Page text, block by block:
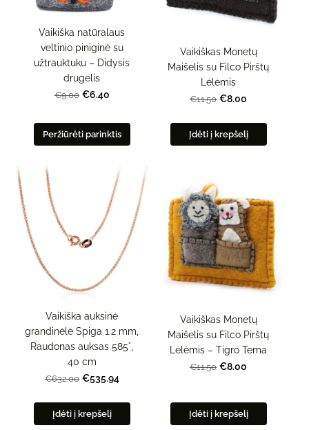
Vaikiška natūralaus
veltinio piniginė su
užtrauktuku – Didysis
drugelis
€9.00 €6.40
Peržiūrėti parinktis
Vaikiškas Monetų
Maišelis su Filco Pirštų
Lėlėmis
€11.50 €8.00
Įdėti į krepšelį
Vaikiška auksinė
grandinėlė Spiga 1.2 mm,
Raudonas auksas 585°,
40 cm
€632.00 €535.94
Įdėti į krepšelį
Vaikiškas Monetų
Maišelis su Filco Pirštų
Lėlėmis – Tigro Tema
€11.50 €8.00
Įdėti į krepšelį